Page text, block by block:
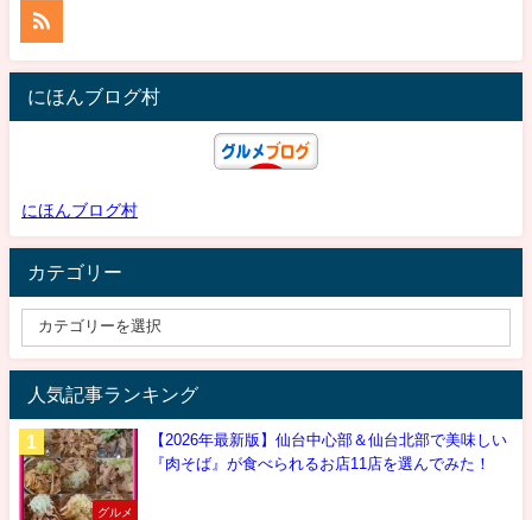
にほんブログ村
にほんブログ村
カテゴリー
人気記事ランキング
グルメ
【2026年最新版】仙台中心部＆仙台北部で美味しい
『肉そば』が食べられるお店11店を選んでみた！